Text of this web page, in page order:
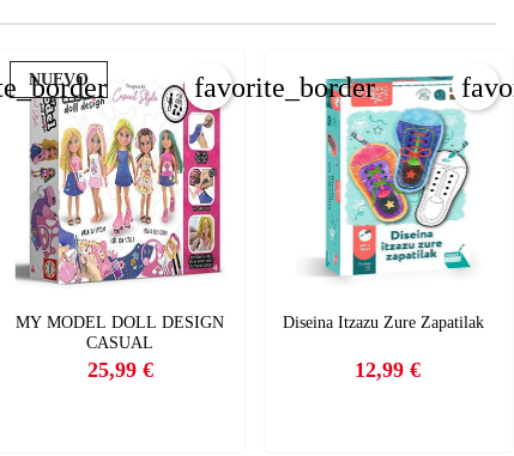
MY MODEL DOLL DESIGN
CASUAL
Precio
25,99 €
NUEVO favorite_border
Diseina Itzazu Zure Zapatilak
Precio
12,99 €